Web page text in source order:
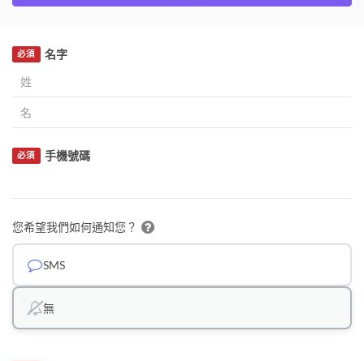
名字
必須
手機號碼
必須
您希望我們如何通知您？
SMS
無